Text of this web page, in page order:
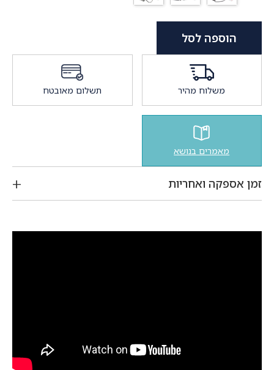
הוספה לסל
משלוח מהיר תשלום מאובטח
מאמרים בנושא
זמן אספקה ואחריות